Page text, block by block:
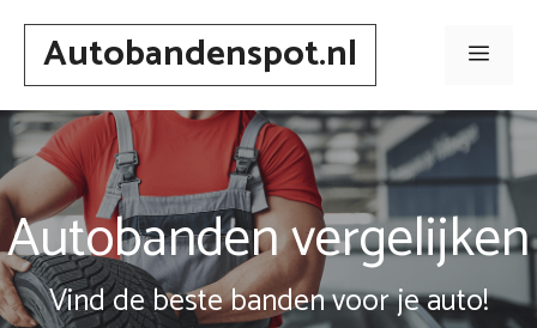
Spring
inhoudAutobandenspot.nl Menu
Autobanden vergelijken
Vind de beste banden voor je auto!